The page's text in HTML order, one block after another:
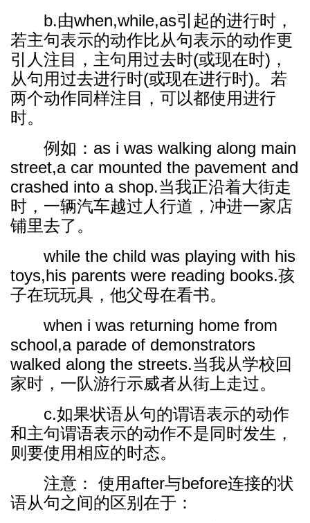
b.由when,while,as引起的进行时，
若主句表示的动作比从句表示的动作更
引人注目，主句用过去时(或现在时)，
从句用过去进行时(或现在进行时)。若
两个动作同样注目，可以都使用进行
时。
例如：as i was walking along main
street,a car mounted the pavement and
crashed into a shop.当我正沿着大街走
时，一辆汽车越过人行道，冲进一家店
铺里去了。
while the child was playing with his
toys,his parents were reading books.孩
子在玩玩具，他父母在看书。
when i was returning home from
school,a parade of demonstrators
walked along the streets.当我从学校回
家时，一队游行示威者从街上走过。
c.如果状语从句的谓语表示的动作
和主句谓语表示的动作不是同时发生，
则要使用相应的时态。
注意： 使用after与before连接的状
语从句之间的区别在于：